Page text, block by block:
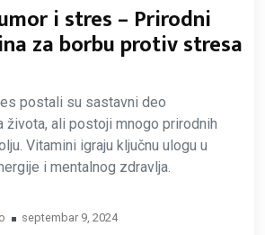
i stres – Prirodni
za borbu protiv stresa
postali su sastavni deo
života, ali postoji mnogo prirodnih
Vitamini igraju ključnu ulogu u
i mentalnog zdravlja.
septembar 9, 2024